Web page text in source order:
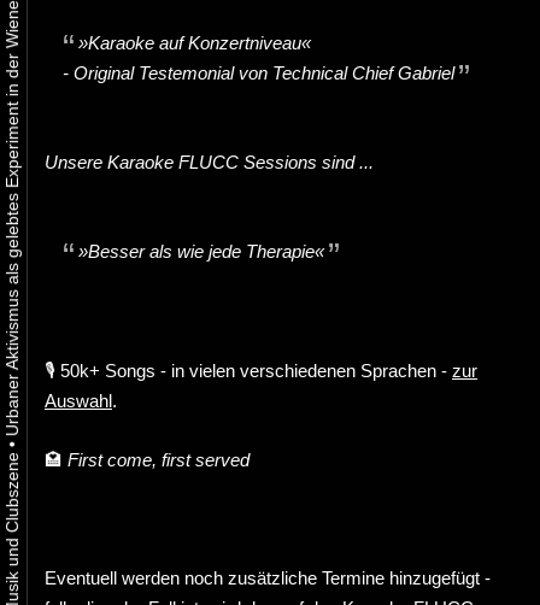
•
»Karaoke auf Konzertniveau«
- Original Testemonial von Technical Chief Gabriel
Unsere Karaoke FLUCC Sessions sind ...
»Besser als wie jede Therapie«
🎙️ 50k+ Songs - in vielen verschiedenen Sprachen - zur
Auswahl.
🏩 First come, first served
Eventuell werden noch zusätzliche Termine hinzugefügt -